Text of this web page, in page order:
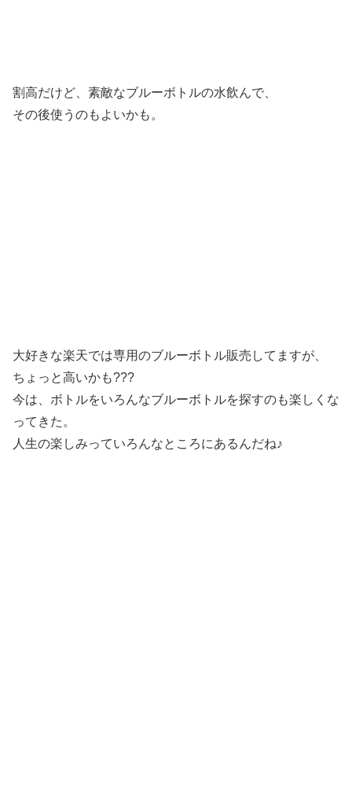
割高だけど、素敵なブルーボトルの水飲んで、
その後使うのもよいかも。
大好きな楽天では専用のブルーボトル販売してますが、
ちょっと高いかも???
今は、ボトルをいろんなブルーボトルを探すのも楽しくな
ってきた。
人生の楽しみっていろんなところにあるんだね♪